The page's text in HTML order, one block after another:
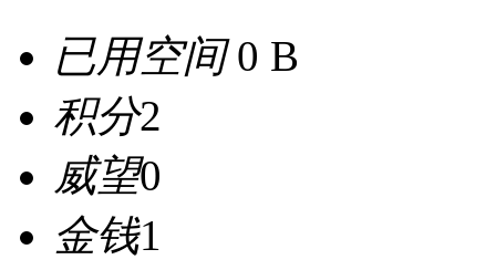
已用空间0 B
积分2
威望0
金钱1